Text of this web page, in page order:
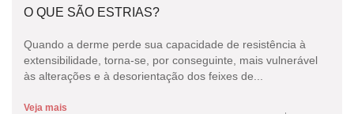
O QUE SÃO ESTRIAS?
Quando a derme perde sua capacidade de resistência à
extensibilidade, torna-se, por conseguinte, mais vulnerável
às alterações e à desorientação dos feixes de...
Veja mais